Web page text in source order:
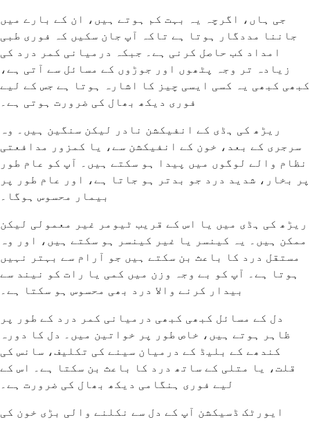
جی ہاں، اگرچہ یہ بہت کم ہوتے ہیں، ان کے بارے میں
جاننا مددگار ہوتا ہے تاکہ آپ جان سکیں کہ فوری طبی
امداد کب حاصل کرنی ہے۔ جبکہ درمیانی کمر درد کی
زیادہ تر وجہ پٹھوں اور جوڑوں کے مسائل سے آتی ہے،
کبھی کبھی یہ کسی ایسی چیز کا اشارہ ہوتا ہے جس کے لیے
فوری دیکھ بھال کی ضرورت ہوتی ہے۔
ریڑھ کی ہڈی کے انفیکشن نادر لیکن سنگین ہیں۔ وہ
سرجری کے بعد، خون کے انفیکشن سے، یا کمزور مدافعتی
نظام والے لوگوں میں پیدا ہو سکتے ہیں۔ آپ کو عام طور
پر بخار، شدید درد جو بدتر ہو جاتا ہے، اور عام طور پر
بیمار محسوس ہوگا۔
ریڑھ کی ہڈی میں یا اس کے قریب ٹیومر غیر معمولی لیکن
ممکن ہیں۔ یہ کینسر یا غیر کینسر ہو سکتے ہیں، اور وہ
مستقل درد کا باعث بن سکتے ہیں جو آرام سے بہتر نہیں
ہوتا ہے۔ آپ کو بے وجہ وزن میں کمی یا رات کو نیند سے
بیدار کرنے والا درد بھی محسوس ہو سکتا ہے۔
دل کے مسائل کبھی کبھی درمیانی کمر درد کے طور پر
ظاہر ہوتے ہیں، خاص طور پر خواتین میں۔ دل کا دورہ
کندھے کے بلیڈ کے درمیان سینے کی تکلیف، سانس کی
قلت، یا متلی کے ساتھ درد کا باعث بن سکتا ہے۔ اس کے
لیے فوری ہنگامی دیکھ بھال کی ضرورت ہے۔
ایورٹک ڈسیکشن آپ کے دل سے نکلنے والی بڑی خون کی